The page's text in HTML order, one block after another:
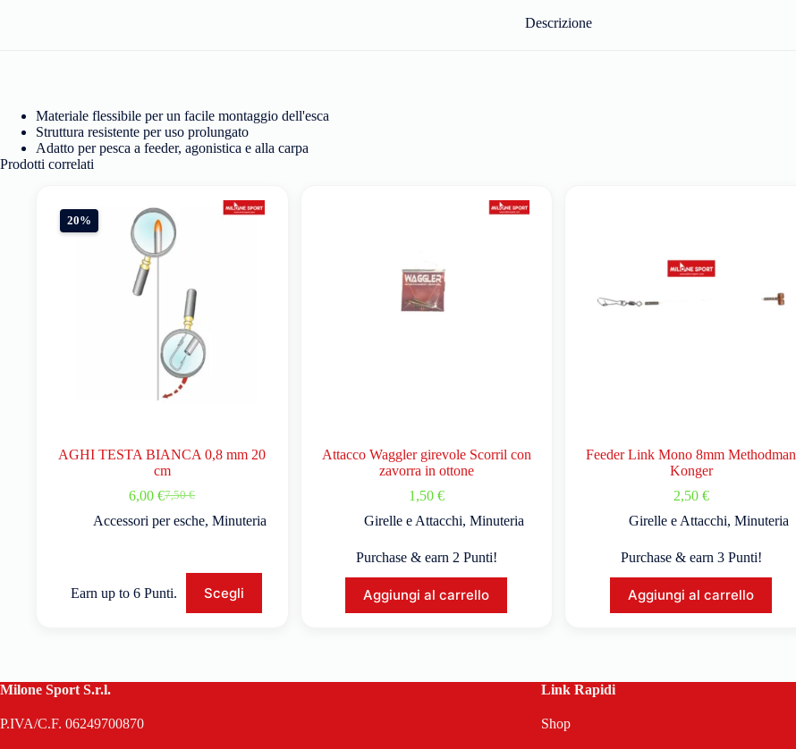
Descrizione
Materiale flessibile per un facile montaggio dell'esca
Struttura resistente per uso prolungato
Adatto per pesca a feeder, agonistica e alla carpa
Prodotti correlati
20%
AGHI TESTA BIANCA 0,8 mm 20
cm
7,50€
6,00€
Accessori per esche,Minuteria
Earn up to 6 Punti. Scegli
Attacco Waggler girevole Scorril con
zavorra in ottone
1,50 €
Girelle e Attacchi,Minuteria
Purchase & earn 2 Punti!
Aggiungi al carrello
Feeder Link Mono 8mm Methodman
Konger
2,50 €
Girelle e Attacchi,Minuteria
Purchase & earn 3 Punti!
Aggiungi al carrello
Milone Sport S.r.l.
P.IVA/C.F. 06249700870
Link Rapidi
Shop